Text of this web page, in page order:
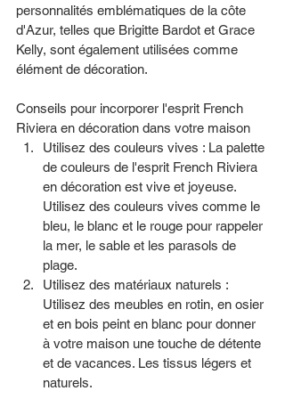
personnalités emblématiques de la côte
d'Azur, telles que Brigitte Bardot et Grace
Kelly, sont également utilisées comme
élément de décoration.
Conseils pour incorporer l'esprit French
Riviera en décoration dans votre maison
Utilisez des couleurs vives : La palette
de couleurs de l'esprit French Riviera
en décoration est vive et joyeuse.
Utilisez des couleurs vives comme le
bleu, le blanc et le rouge pour rappeler
la mer, le sable et les parasols de
plage.
Utilisez des matériaux naturels :
Utilisez des meubles en rotin, en osier
et en bois peint en blanc pour donner
à votre maison une touche de détente
et de vacances. Les tissus légers et
naturels.